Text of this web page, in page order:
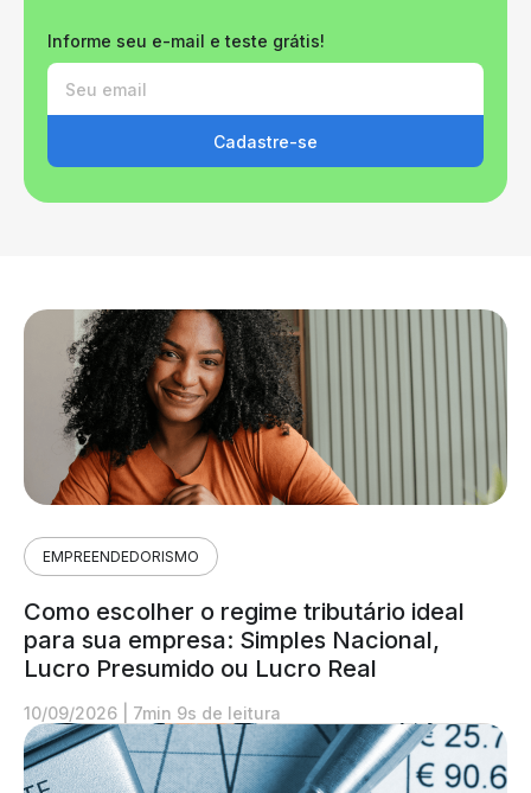
Informe seu e-mail e teste grátis!
Cadastre-se
EMPREENDEDORISMO
Como escolher o regime tributário ideal
para sua empresa: Simples Nacional,
Lucro Presumido ou Lucro Real
10/09/2026 7min 9s de leitura